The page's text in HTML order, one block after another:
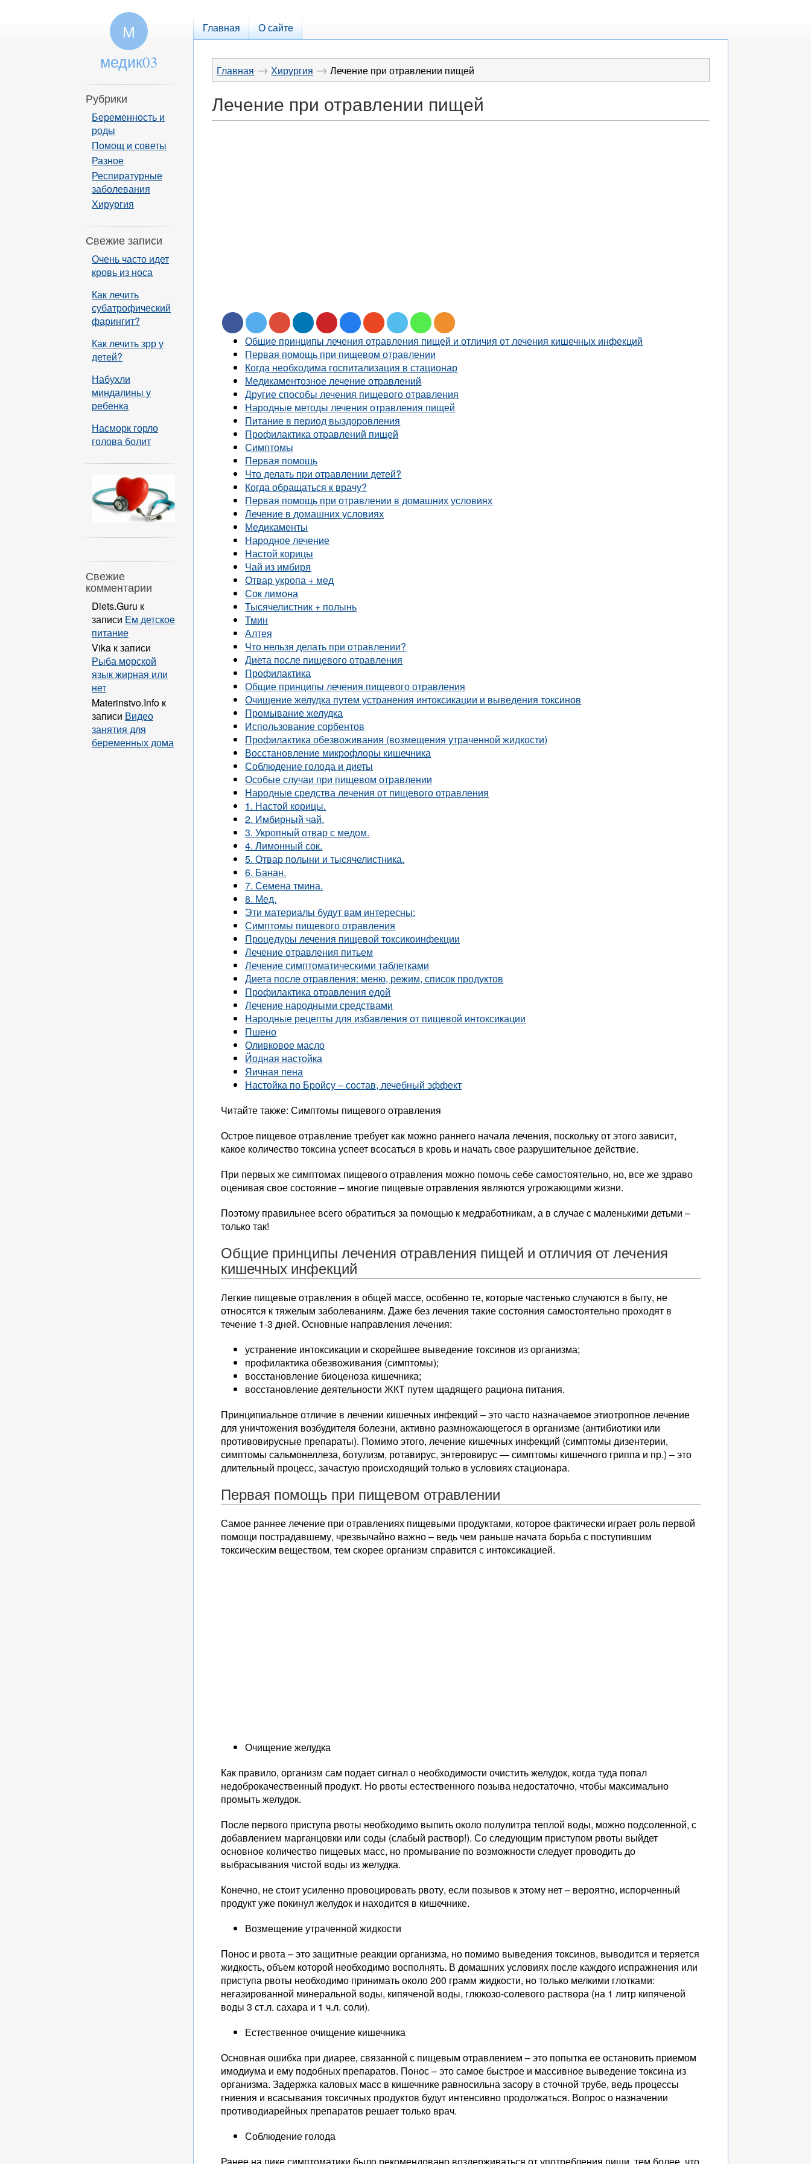
Главная О сайте
Главная → Хирургия → Лечение при отравлении пищей
Лечение при отравлении пищей
Общие принципы лечения отравления пищей и отличия от лечения кишечных инфекций
Первая помощь при пищевом отравлении
Когда необходима госпитализация в стационар
Медикаментозное лечение отравлений
Другие способы лечения пищевого отравления
Народные методы лечения отравления пищей
Питание в период выздоровления
Профилактика отравлений пищей
Симптомы
Первая помощь
Что делать при отравлении детей?
Когда обращаться к врачу?
Первая помощь при отравлении в домашних условиях
Лечение в домашних условиях
Медикаменты
Народное лечение
Настой корицы
Чай из имбиря
Отвар укропа + мед
Сок лимона
Тысячелистник + полынь
Тмин
Алтея
Что нельзя делать при отравлении?
Диета после пищевого отравления
Профилактика
Общие принципы лечения пищевого отравления
Очищение желудка путем устранения интоксикации и выведения токсинов
Промывание желудка
Использование сорбентов
Профилактика обезвоживания (возмещения утраченной жидкости)
Восстановление микрофлоры кишечника
Соблюдение голода и диеты
Особые случаи при пищевом отравлении
Народные средства лечения от пищевого отравления
1. Настой корицы.
2. Имбирный чай.
3. Укропный отвар с медом.
4. Лимонный сок.
5. Отвар полыни и тысячелистника.
6. Банан.
7. Семена тмина.
8. Мед.
Эти материалы будут вам интересны:
Симптомы пищевого отравления
Процедуры лечения пищевой токсикоинфекции
Лечение отравления питьем
Лечение симптоматическими таблетками
Диета после отравления: меню, режим, список продуктов
Профилактика отравления едой
Лечение народными средствами
Народные рецепты для избавления от пищевой интоксикации
Пшено
Оливковое масло
Йодная настойка
Яичная пена
Настойка по Бройсу – состав, лечебный эффект
Читайте также: Симптомы пищевого отравления
Острое пищевое отравление требует как можно раннего начала лечения, поскольку от этого зависит,
какое количество токсина успеет всосаться в кровь и начать свое разрушительное действие.
При первых же симптомах пищевого отравления можно помочь себе самостоятельно, но, все же здраво
оценивая свое состояние – многие пищевые отравления являются угрожающими жизни.
Поэтому правильнее всего обратиться за помощью к медработникам, а в случае с маленькими детьми –
только так!
Общие принципы лечения отравления пищей и отличия от лечения
кишечных инфекций
Легкие пищевые отравления в общей массе, особенно те, которые частенько случаются в быту, не
относятся к тяжелым заболеваниям. Даже без лечения такие состояния самостоятельно проходят в
течение 1-3 дней. Основные направления лечения:
устранение интоксикации и скорейшее выведение токсинов из организма;
профилактика обезвоживания (симптомы);
восстановление биоценоза кишечника;
восстановление деятельности ЖКТ путем щадящего рациона питания.
Принципиальное отличие в лечении кишечных инфекций – это часто назначаемое этиотропное лечение
для уничтожения возбудителя болезни, активно размножающегося в организме (антибиотики или
противовирусные препараты). Помимо этого, лечение кишечных инфекций (симптомы дизентерии,
симптомы сальмонеллеза, ботулизм, ротавирус, энтеровирус — симптомы кишечного гриппа и пр.) – это
длительный процесс, зачастую происходящий только в условиях стационара.
Первая помощь при пищевом отравлении
Самое раннее лечение при отравлениях пищевыми продуктами, которое фактически играет роль первой
помощи пострадавшему, чрезвычайно важно – ведь чем раньше начата борьба с поступившим
токсическим веществом, тем скорее организм справится с интоксикацией.
Очищение желудка
Как правило, организм сам подает сигнал о необходимости очистить желудок, когда туда попал
недоброкачественный продукт. Но рвоты естественного позыва недостаточно, чтобы максимально
промыть желудок.
После первого приступа рвоты необходимо выпить около полулитра теплой воды, можно подсоленной, с
добавлением марганцовки или соды (слабый раствор!). Со следующим приступом рвоты выйдет
основное количество пищевых масс, но промывание по возможности следует проводить до
выбрасывания чистой воды из желудка.
Конечно, не стоит усиленно провоцировать рвоту, если позывов к этому нет – вероятно, испорченный
продукт уже покинул желудок и находится в кишечнике.
Возмещение утраченной жидкости
Понос и рвота – это защитные реакции организма, но помимо выведения токсинов, выводится и теряется
жидкость, объем которой необходимо восполнять. В домашних условиях после каждого испражнения или
приступа рвоты необходимо принимать около 200 грамм жидкости, но только мелкими глотками:
негазированной минеральной воды, кипяченой воды, глюкозо-солевого раствора (на 1 литр кипяченой
воды 3 ст.л. сахара и 1 ч.л. соли).
Естественное очищение кишечника
Основная ошибка при диарее, связанной с пищевым отравлением – это попытка ее остановить приемом
имодиума и ему подобных препаратов. Понос – это самое быстрое и массивное выведение токсина из
организма. Задержка каловых масс в кишечнике равносильна засору в сточной трубе, ведь процессы
гниения и всасывания токсичных продуктов будут интенсивно продолжаться. Вопрос о назначении
противодиарейных препаратов решает только врач.
Соблюдение голода
М
медик03
Рубрики
Беременность и
роды
Помощ и советы
Разное
Респиратурные
заболевания
Хирургия
Свежие записи
Очень часто идет
кровь из носа
Как лечить
субатрофический
фарингит?
Как лечить зрр у
детей?
Набухли
миндалины у
ребенка
Насморк горло
голова болит
Свежие
комментарии
Diets.Guru к
записи Ем детское
питание
Vika к записи
Рыба морской
язык жирная или
нет
Materinstvo.Info к
записи Видео
занятия для
беременных дома